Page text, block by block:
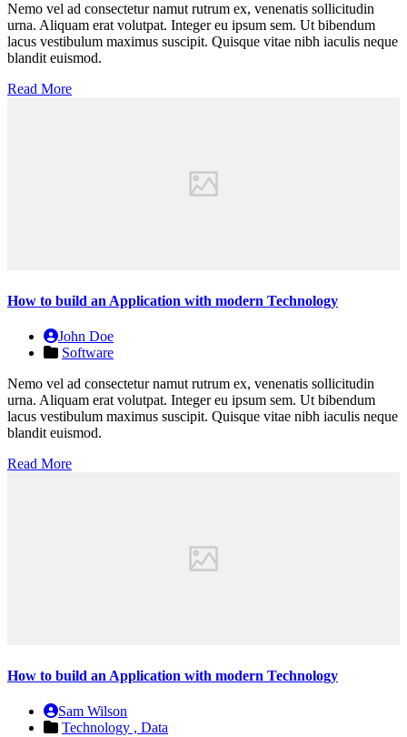
Nemo vel ad consectetur namut rutrum ex, venenatis sollicitudin
urna. Aliquam erat volutpat. Integer eu ipsum sem. Ut bibendum
lacus vestibulum maximus suscipit. Quisque vitae nibh iaculis neque
blandit euismod.
Read More
How to build an Application with modern Technology
John Doe
Software
Nemo vel ad consectetur namut rutrum ex, venenatis sollicitudin
urna. Aliquam erat volutpat. Integer eu ipsum sem. Ut bibendum
lacus vestibulum maximus suscipit. Quisque vitae nibh iaculis neque
blandit euismod.
Read More
How to build an Application with modern Technology
Sam Wilson
Technology , Data